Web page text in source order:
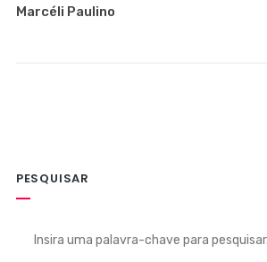
Marcéli Paulino
PESQUISAR